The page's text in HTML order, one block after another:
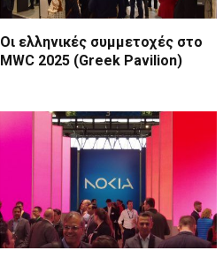
Οι ελληνικές συμμετοχές στο
MWC 2025 (Greek Pavilion)